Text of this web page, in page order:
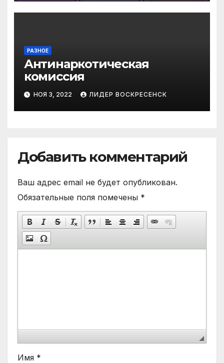
РАЗНОЕ
Антинаркотическая
комиссия
НОЯ 3, 2022 ЛИДЕР ВОСКРЕСЕНСК
Добавить комментарий
Ваш адрес email не будет опубликован.
Обязательные поля помечены *
Имя *